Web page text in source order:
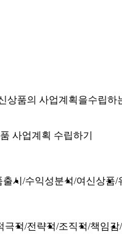
상품의 사업계획을수립하
사업계획 수립하기
시 수익성분석 여신상품
극적 전략적 조직적 책임감